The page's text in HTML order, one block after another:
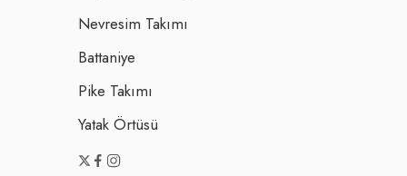
Nevresim Takımı
Battaniye
Pike Takımı
Yatak Örtüsü